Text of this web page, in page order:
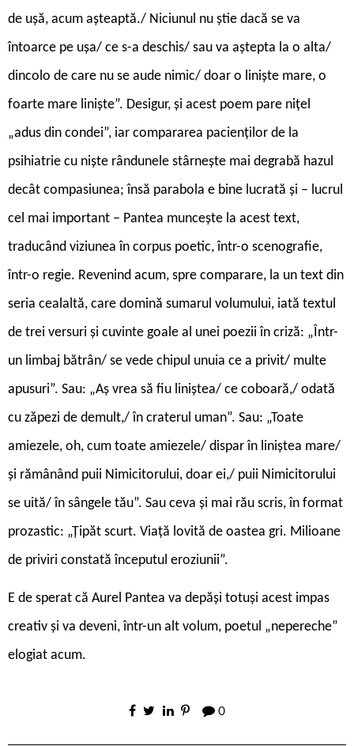
de ușă, acum așteaptă./ Niciunul nu știe dacă se va
întoarce pe ușa/ ce s-a deschis/ sau va aștepta la o alta/
dincolo de care nu se aude nimic/ doar o liniște mare, o
foarte mare liniște”. Desigur, și acest poem pare nițel
„adus din condei”, iar compararea pacienților de la
psihiatrie cu niște rândunele stârnește mai degrabă hazul
decât compasiunea; însă parabola e bine lucrată și – lucrul
cel mai important – Pantea muncește la acest text,
traducând viziunea în corpus poetic, într-o scenografie,
într-o regie. Revenind acum, spre comparare, la un text din
seria cealaltă, care domină sumarul volumului, iată textul
de trei versuri și cuvinte goale al unei poezii în criză: „Într-
un limbaj bătrân/ se vede chipul unuia ce a privit/ multe
apusuri”. Sau: „Aș vrea să fiu liniștea/ ce coboară,/ odată
cu zăpezi de demult,/ în craterul uman”. Sau: „Toate
amiezele, oh, cum toate amiezele/ dispar în liniștea mare/
și rămânând puii Nimicitorului, doar ei,/ puii Nimicitorului
se uită/ în sângele tău”. Sau ceva și mai rău scris, în format
prozastic: „Țipăt scurt. Viață lovită de oastea gri. Milioane
de priviri constată începutul eroziunii”.
E de sperat că Aurel Pantea va depăși totuși acest impas
creativ și va deveni, într-un alt volum, poetul „nepereche”
elogiat acum.
0